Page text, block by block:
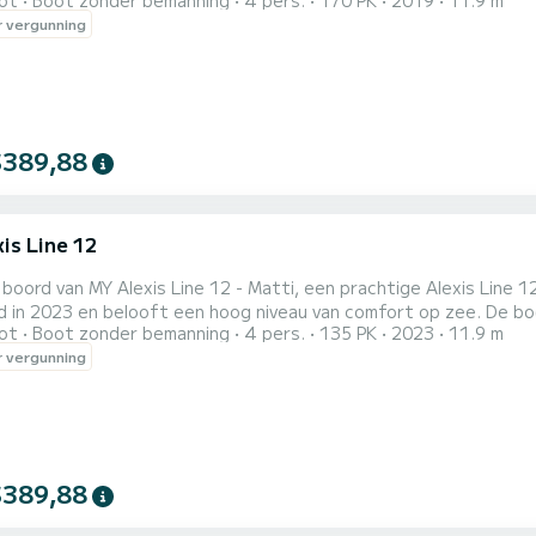
vergunning
Line 12
boord van MY Alexis Line 12 - Matti, een prachtige Alexis Line
en belooft een hoog niveau van comfort op zee. De boot heeft 2 comfortabele hutten voor maximaal 4
Met haar 12 meter lengte en een motorvermogen van 170
van Röbel. Alexis Line 12 is voorzien van 1 toilet met douche. < br >Om informatie aan te vragen of
Boot zonder bemanning 4 pers. 135 PK 2023 11.9 m
vergunning